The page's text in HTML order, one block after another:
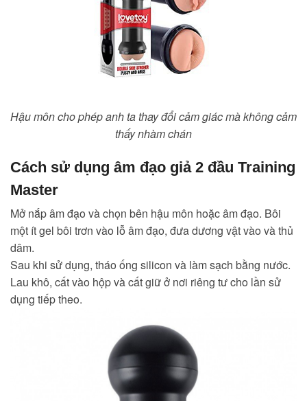
Hậu môn cho phép anh ta thay đổi cảm giác mà không cảm
thấy nhàm chán
Cách sử dụng âm đạo giả 2 đầu Training
Master
Mở nắp âm đạo và chọn bên hậu môn hoặc âm đạo. Bôi
một ít gel bôi trơn vào lỗ âm đạo, đưa dương vật vào và thủ
dâm.
Sau khi sử dụng, tháo ống silicon và làm sạch bằng nước.
Lau khô, cất vào hộp và cất giữ ở nơi riêng tư cho lần sử
dụng tiếp theo.